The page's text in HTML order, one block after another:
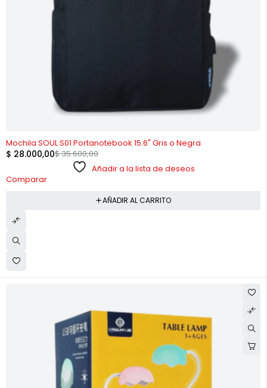
-21%
Mochila SOUL S01 Portanotebook 15.6" Gris o Negra
$35.600,00
$ 28.000,00
Añadir a la lista de deseos
Comparar
AÑADIR AL CARRITO